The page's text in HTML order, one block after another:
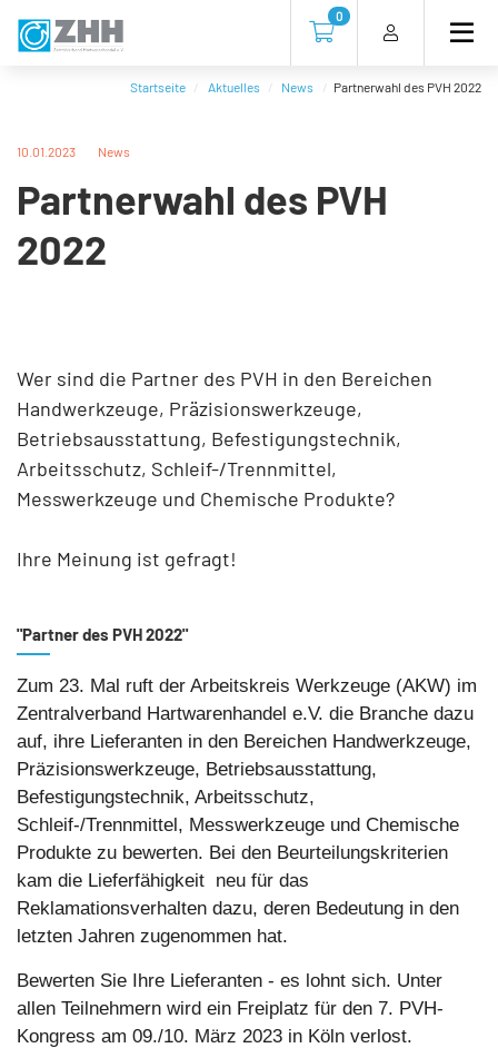
zum
zum
zur
zum
0
Zur Kasse gehen (0
Startseite Aktuelles News Partnerwahl des PVH 2022
10.01.2023 News
Partnerwahl des PVH
2022
Wer sind die Partner des PVH in den Bereichen
Handwerkzeuge, Präzisionswerkzeuge,
Betriebsausstattung, Befestigungstechnik,
Arbeitsschutz, Schleif-/Trennmittel,
Messwerkzeuge und Chemische Produkte?
Ihre Meinung ist gefragt!
"Partner des PVH 2022"
Zum 23. Mal ruft der Arbeitskreis Werkzeuge (AKW) im
Zentralverband Hartwarenhandel e.V. die Branche dazu
auf, ihre Lieferanten in den Bereichen Handwerkzeuge,
Präzisionswerkzeuge, Betriebsausstattung,
Befestigungstechnik, Arbeitsschutz,
Schleif-/Trennmittel, Messwerkzeuge und Chemische
Produkte zu bewerten. Bei den Beurteilungskriterien
kam die Lieferfähigkeit neu für das
Reklamationsverhalten dazu, deren Bedeutung in den
letzten Jahren zugenommen hat.
Bewerten Sie Ihre Lieferanten - es lohnt sich. Unter
allen Teilnehmern wird ein Freiplatz für den 7. PVH-
Kongress am 09./10. März 2023 in Köln verlost.